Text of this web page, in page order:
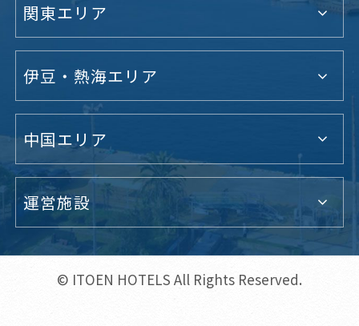
関東エリア
伊豆・熱海エリア
中国エリア
運営施設
© ITOEN HOTELS All Rights Reserved.